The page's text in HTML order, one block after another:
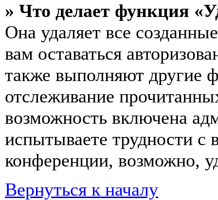
» Что делает функция
Она удаляет все
вам оставаться
также выполняют другие
отслеживание
возможность включена
испытываете трудности с
конференции, возможно,
Вернуться к началу